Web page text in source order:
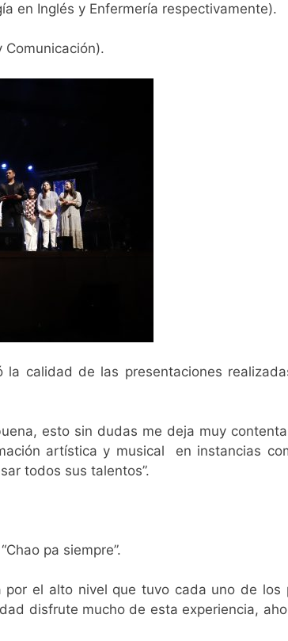
en Inglés y Enfermería respectivamente).
Comunicación).
calidad de las presentaciones
esto sin dudas me deja muy
artística y musical en instancias
todos sus talentos”.
pa siempre”.
el alto nivel que tuvo cada uno de los
disfrute mucho de esta experiencia,